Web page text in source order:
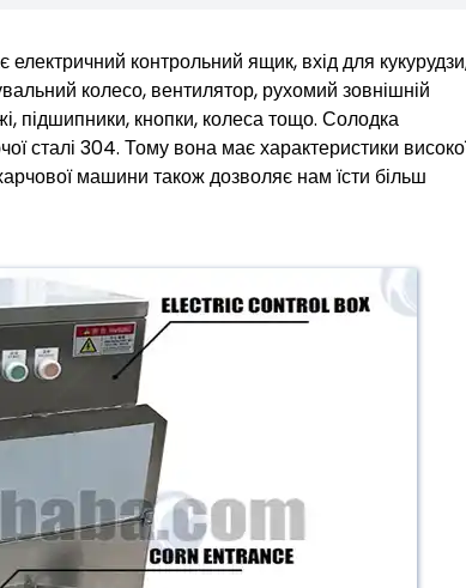
контрольний ящик, вхід для
колесо, вентилятор, рухомий зовнішній
підшипники, кнопки, колеса тощо. Солодка
сталі 304. Тому вона має характеристики
машини також дозволяє нам їсти більш